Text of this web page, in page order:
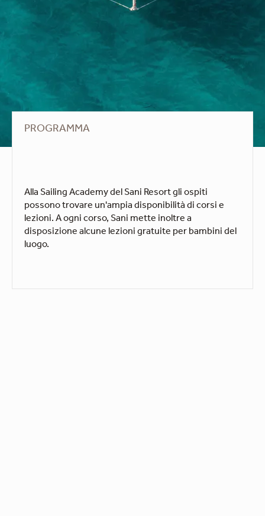
PROGRAMMA
Alla Sailing Academy del Sani Resort gli ospiti
possono trovare un'ampia disponibilità di corsi e
lezioni. A ogni corso, Sani mette inoltre a
disposizione alcune lezioni gratuite per bambini del
luogo.